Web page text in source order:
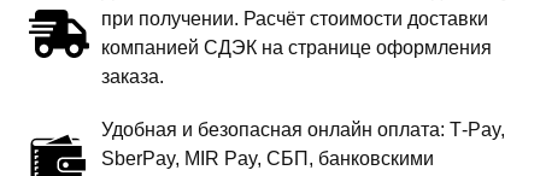
при получении. Расчёт стоимости доставки
компанией СДЭК на странице оформления
заказа.
Удобная и безопасная онлайн оплата: T‑Pay,
SberPay, MIR Pay, СБП, банковскими